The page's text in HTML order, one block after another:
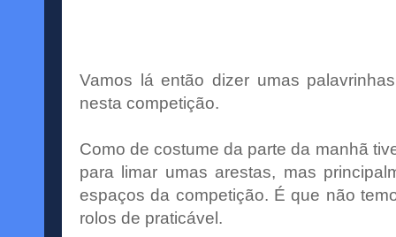
Vamos lá então dizer umas
nesta competição.
Como de costume da parte da manhã
para limar umas arestas, mas
espaços da competição. É que não
rolos de praticável.